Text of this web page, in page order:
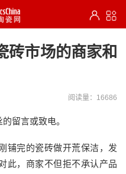
砖市场的商家和
阅读量：16686
留言或致电。
铺完的瓷砖做开荒保洁，发
此，商家不但拒不承认产品